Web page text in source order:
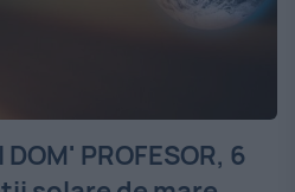
PROFESOR, 6